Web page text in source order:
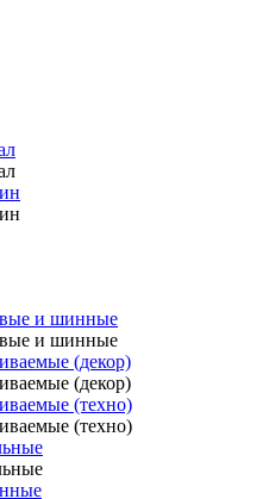
и шинные
и шинные
(декор)
(декор)
(техно)
(техно)